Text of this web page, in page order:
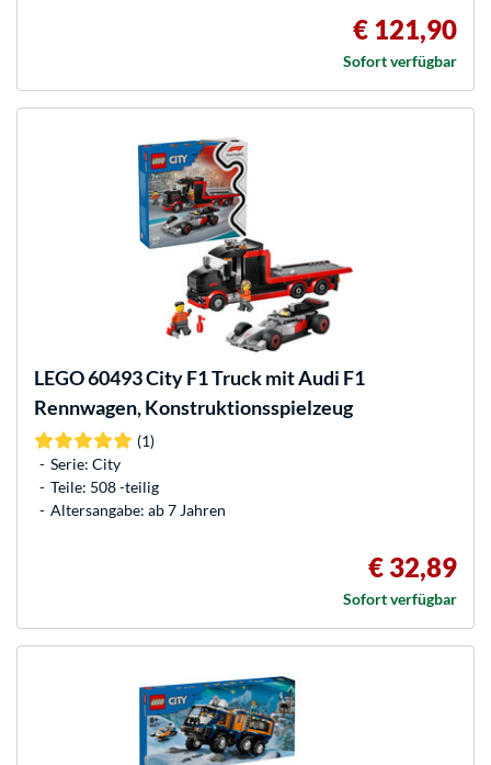
€ 121,90
Sofort verfügbar
LEGO60493 City F1 Truck mit Audi F1
Rennwagen, Konstruktionsspielzeug
(1)
Serie: City
Teile: 508 -teilig
Altersangabe: ab 7 Jahren
€ 32,89
Sofort verfügbar